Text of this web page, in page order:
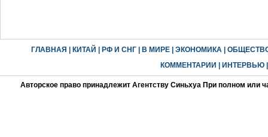
ГЛАВНАЯ КИТАЙ РФ И СНГ| В МИРЕ| ЭКОНОМИКА|
КОММЕНТАРИИ
ИНТЕРВЬЮ
Авторское право принадлежит Агентству Синьхуа При полном или